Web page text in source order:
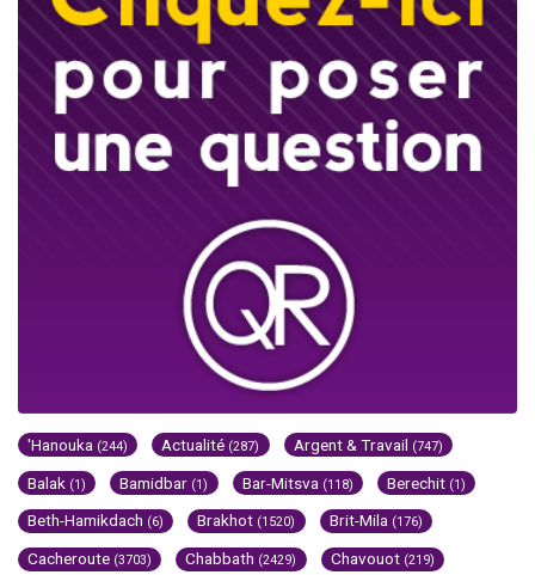
'Hanouka (244) Actualité (287) Argent & Travail (747)
Balak (1) Bamidbar (1) Bar-Mitsva (118) Berechit (1)
Beth-Hamikdach (6) Brakhot (1520) Brit-Mila (176)
Cacheroute (3703) Chabbath (2429) Chavouot (219)